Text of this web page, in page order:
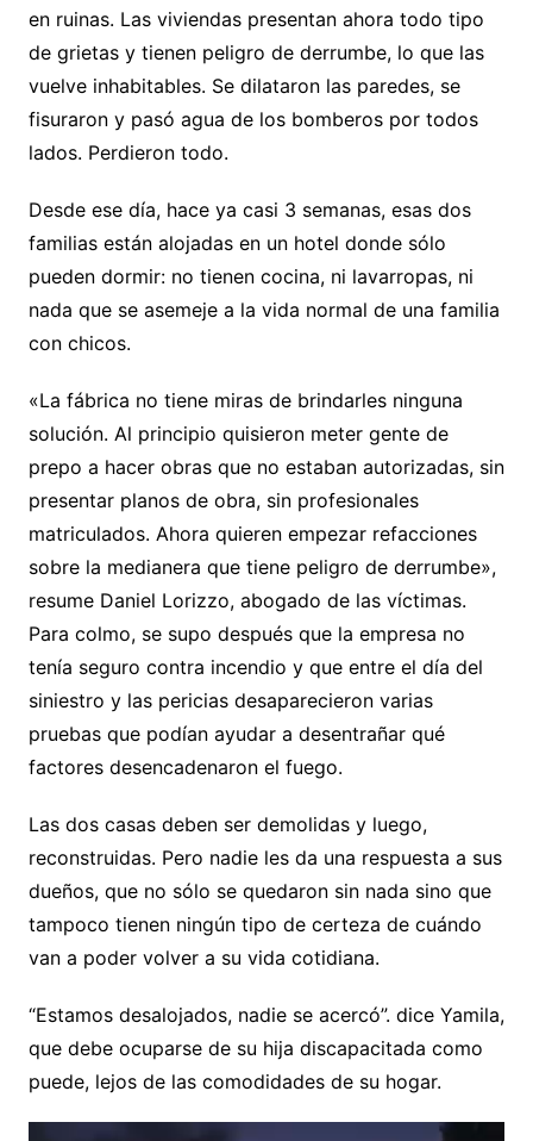
en ruinas. Las viviendas presentan ahora todo tipo
de grietas y tienen peligro de derrumbe, lo que las
vuelve inhabitables. Se dilataron las paredes, se
fisuraron y pasó agua de los bomberos por todos
lados. Perdieron todo.
Desde ese día, hace ya casi 3 semanas, esas dos
familias están alojadas en un hotel donde sólo
pueden dormir: no tienen cocina, ni lavarropas, ni
nada que se asemeje a la vida normal de una familia
con chicos.
«La fábrica no tiene miras de brindarles ninguna
solución. Al principio quisieron meter gente de
prepo a hacer obras que no estaban autorizadas, sin
presentar planos de obra, sin profesionales
matriculados. Ahora quieren empezar refacciones
sobre la medianera que tiene peligro de derrumbe»,
resume Daniel Lorizzo, abogado de las víctimas.
Para colmo, se supo después que la empresa no
tenía seguro contra incendio y que entre el día del
siniestro y las pericias desaparecieron varias
pruebas que podían ayudar a desentrañar qué
factores desencadenaron el fuego.
Las dos casas deben ser demolidas y luego,
reconstruidas. Pero nadie les da una respuesta a sus
dueños, que no sólo se quedaron sin nada sino que
tampoco tienen ningún tipo de certeza de cuándo
van a poder volver a su vida cotidiana.
“Estamos desalojados, nadie se acercó”. dice Yamila,
que debe ocuparse de su hija discapacitada como
puede, lejos de las comodidades de su hogar.